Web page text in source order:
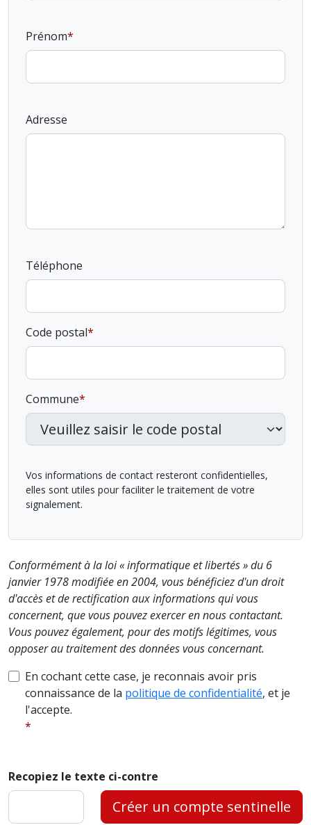
Prénom
Adresse
Téléphone
Code postal
Commune
Vos informations de contact resteront confidentielles,
elles sont utiles pour faciliter le traitement de votre
signalement.
Conformément à la loi « informatique et libertés » du 6
janvier 1978 modifiée en 2004, vous bénéficiez d'un droit
d'accès et de rectification aux informations qui vous
concernent, que vous pouvez exercer en nous contactant.
Vous pouvez également, pour des motifs légitimes, vous
opposer au traitement des données vous concernant.
En cochant cette case, je reconnais avoir pris
connaissance de la politique de confidentialité, et je
l'accepte.
Recopiez le texte ci-contre
Créer un compte sentinelle